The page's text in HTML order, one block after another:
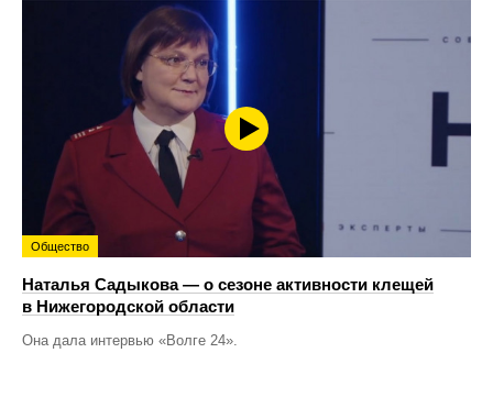
Общество
Наталья Садыкова — о сезоне активности клещей
в Нижегородской области
Она дала интервью «Волге 24».